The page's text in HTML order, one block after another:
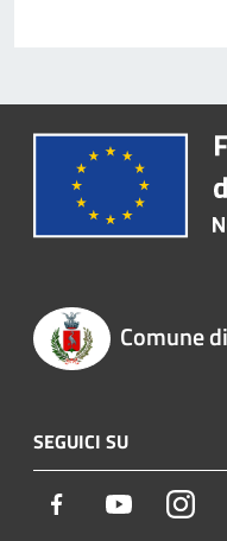
Comune
SEGUICI SU
Facebook Youtube